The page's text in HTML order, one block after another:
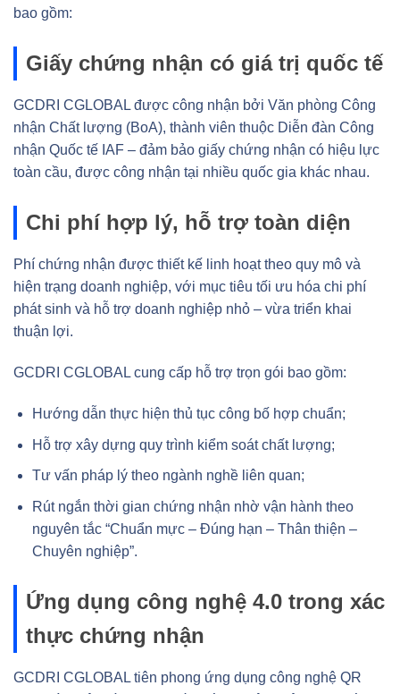
bao gồm:
Giấy chứng nhận có giá trị quốc tế
GCDRI CGLOBAL được công nhận bởi Văn phòng Công
nhận Chất lượng (BoA), thành viên thuộc Diễn đàn Công
nhận Quốc tế IAF – đảm bảo giấy chứng nhận có hiệu lực
toàn cầu, được công nhận tại nhiều quốc gia khác nhau.
Chi phí hợp lý, hỗ trợ toàn diện
Phí chứng nhận được thiết kế linh hoạt theo quy mô và
hiện trạng doanh nghiệp, với mục tiêu tối ưu hóa chi phí
phát sinh và hỗ trợ doanh nghiệp nhỏ – vừa triển khai
thuận lợi.
GCDRI CGLOBAL cung cấp hỗ trợ trọn gói bao gồm:
Hướng dẫn thực hiện thủ tục công bố hợp chuẩn;
Hỗ trợ xây dựng quy trình kiểm soát chất lượng;
Tư vấn pháp lý theo ngành nghề liên quan;
Rút ngắn thời gian chứng nhận nhờ vận hành theo
nguyên tắc “Chuẩn mực – Đúng hạn – Thân thiện –
Chuyên nghiệp”.
Ứng dụng công nghệ 4.0 trong xác
thực chứng nhận
GCDRI CGLOBAL tiên phong ứng dụng công nghệ QR